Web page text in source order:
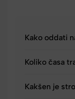
Kako oddati
Koliko časa
Kakšen je